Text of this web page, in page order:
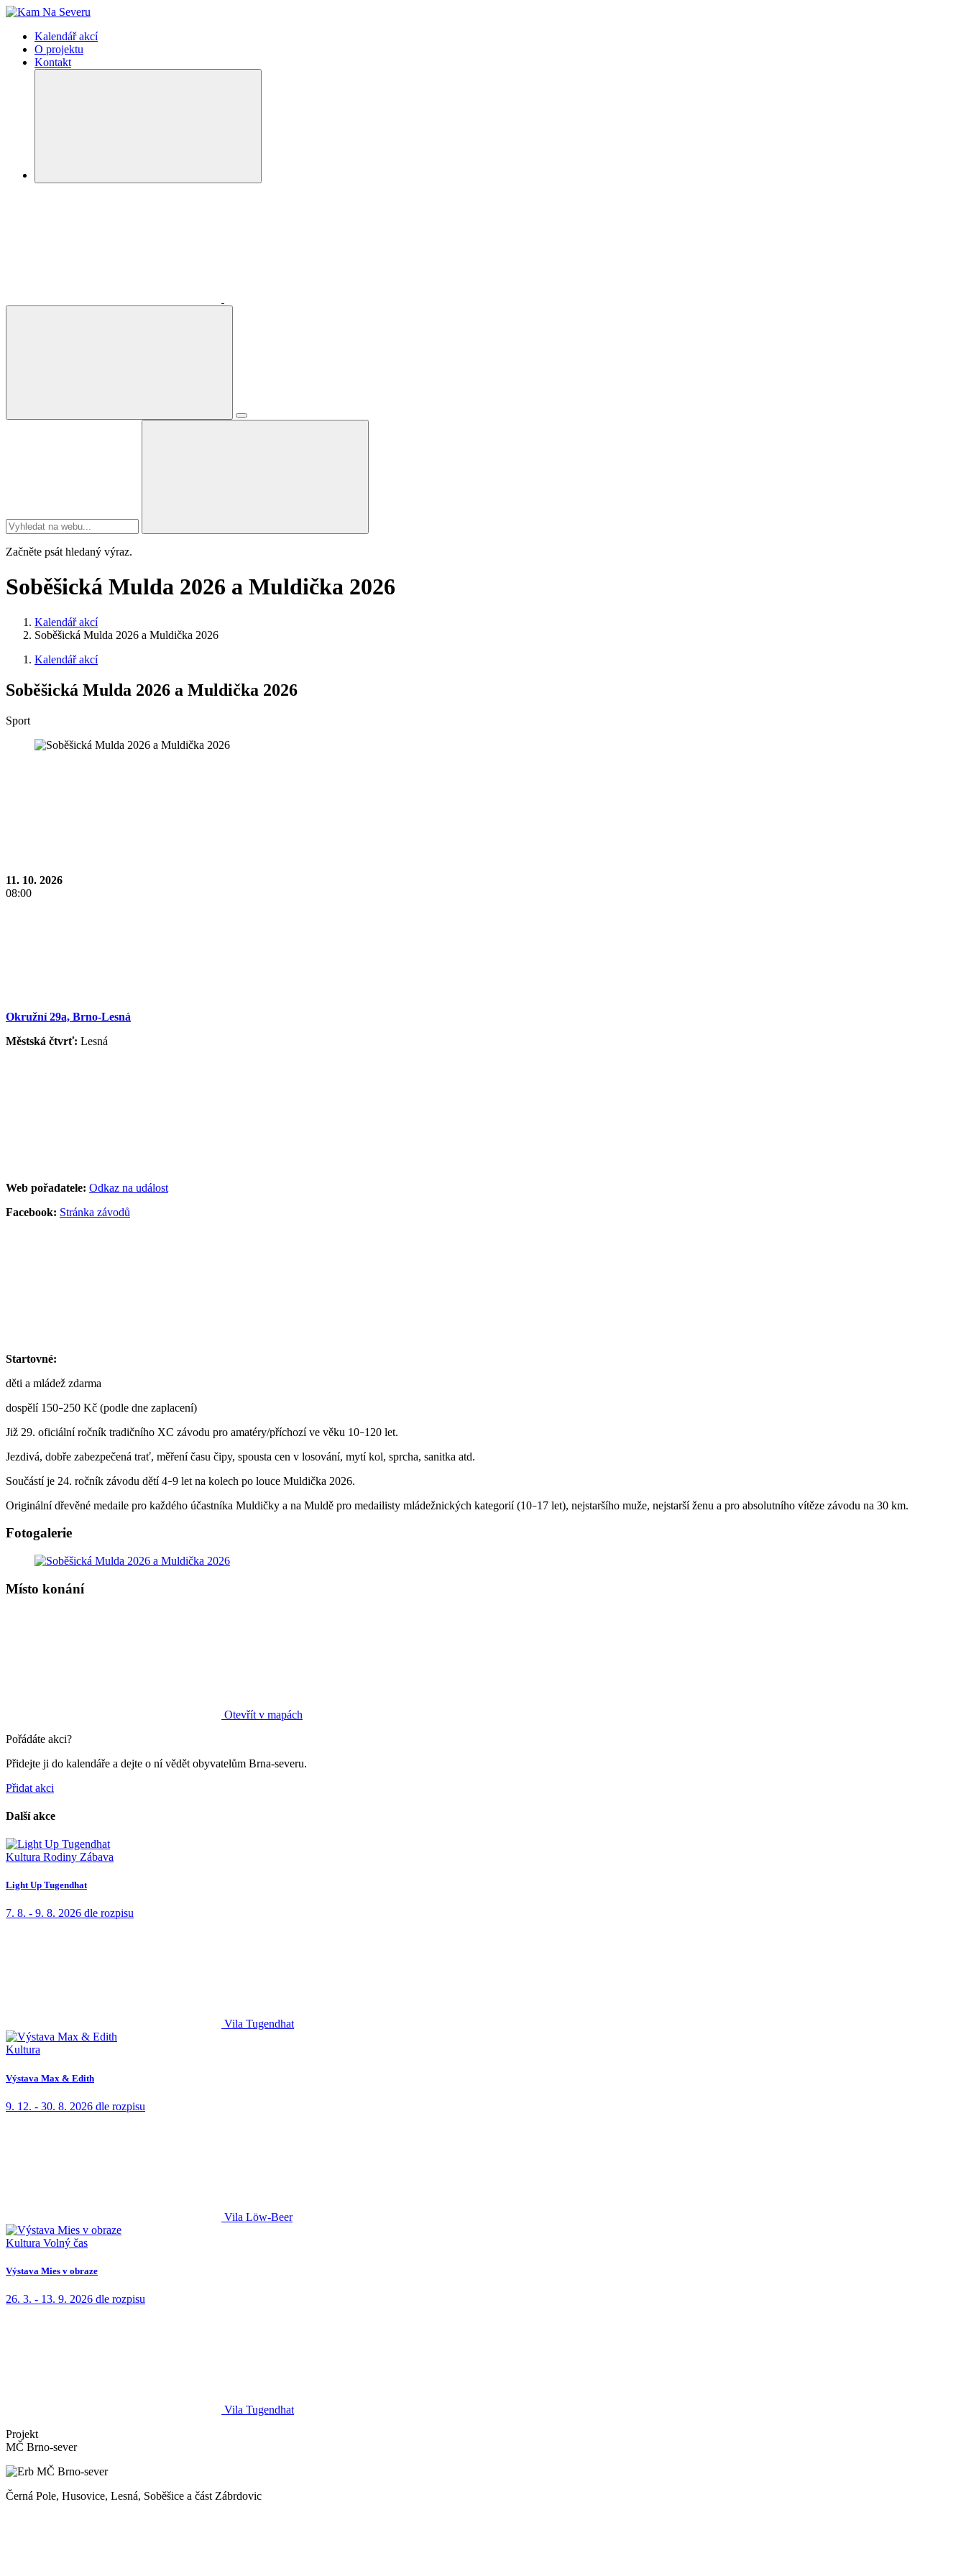
Kalendář akcí
O projektu
Kontakt
Začněte psát hledaný výraz.
Soběšická Mulda 2026 a Muldička 2026
Kalendář akcí
Soběšická Mulda 2026 a Muldička 2026
Kalendář akcí
Soběšická Mulda 2026 a Muldička 2026
Sport
11. 10. 2026
08:00
Okružní 29a, Brno-Lesná
Městská čtvrť: Lesná
Web pořadatele: Odkaz na událost
Facebook: Stránka závodů
Startovné:
děti a mládež zdarma
dospělí 150–250 Kč (podle dne zaplacení)
Již 29. oficiální ročník tradičního XC závodu pro amatéry/příchozí ve věku 10–120 let.
Jezdivá, dobře zabezpečená trať, měření času čipy, spousta cen v losování, mytí kol, sprcha, sanitka atd.
Součástí je 24. ročník závodu dětí 4–9 let na kolech po louce Muldička 2026.
Originální dřevěné medaile pro každého účastníka Muldičky a na Muldě pro medailisty mládežnických kategorií (10–17 let), nejstaršího muže, nejstarší ženu a pro absolutního vítěze závodu na 30 km.
Fotogalerie
Místo konání
Otevřít v mapách
Pořádáte akci?
Přidejte ji do kalendáře a dejte o ní vědět obyvatelům Brna-severu.
Přidat akci
Další akce
Kultura Rodiny Zábava
Light Up Tugendhat
7. 8. - 9. 8. 2026 dle rozpisu
Vila Tugendhat
Kultura
Výstava Max & Edith
9. 12. - 30. 8. 2026 dle rozpisu
Vila Löw-Beer
Kultura Volný čas
Výstava Mies v obraze
26. 3. - 13. 9. 2026 dle rozpisu
Vila Tugendhat
Projekt
MČ Brno-sever
Černá Pole, Husovice, Lesná, Soběšice a část Zábrdovic